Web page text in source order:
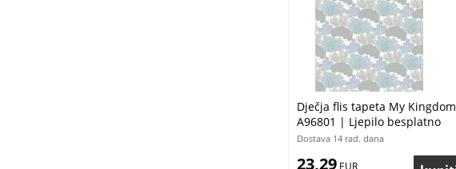
Dječja flis tapeta My Kingdom
A96801 | Ljepilo besplatno
Dostava 14 rad. dana
23,29